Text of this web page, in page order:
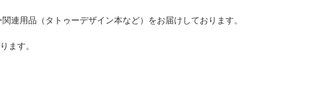
連用品（タトゥーデザイン本など）をお届けしております。
ます。